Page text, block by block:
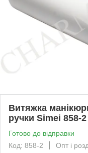
Витяжка
ручки Simei 858-2
Готово до відправки
Код: 858-2
Опт і